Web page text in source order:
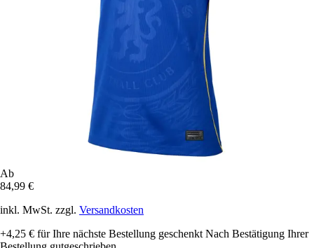
Ab
84,99 €
inkl. MwSt. zzgl. Versandkosten
+4,25 € für Ihre nächste Bestellung geschenkt Nach Bestätigung Ihrer